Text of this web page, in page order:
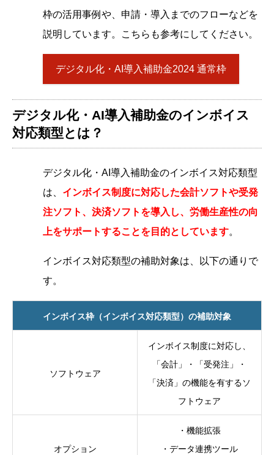
枠の活用事例や、申請・導入までのフローなどを
説明しています。こちらも参考にしてください。
デジタル化・AI導入補助金2024 通常枠
デジタル化・AI導入補助金のインボイス
対応類型とは？
デジタル化・AI導入補助金のインボイス対応類型
は、 インボイス制度に対応した会計ソフトや受発
注ソフト、決済ソフトを導入し、労働生産性の向
上をサポートすることを目的としています。
インボイス対応類型の補助対象は、以下の通りで
す。
インボイス枠（インボイス対応類型）の補助対象
ソフトウェア
インボイス制度に対応し、
「会計」・「受発注」・
「決済」の機能を有するソ
フトウェア
オプション
・機能拡張
・データ連携ツール